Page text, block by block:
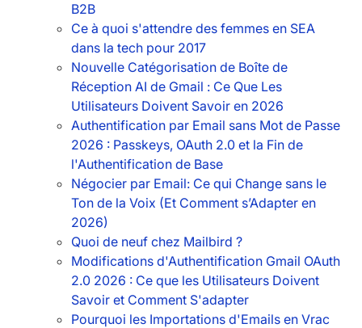
B2B
Ce à quoi s'attendre des femmes en SEA
dans la tech pour 2017
Nouvelle Catégorisation de Boîte de
Réception AI de Gmail : Ce Que Les
Utilisateurs Doivent Savoir en 2026
Authentification par Email sans Mot de Passe
2026 : Passkeys, OAuth 2.0 et la Fin de
l'Authentification de Base
Négocier par Email: Ce qui Change sans le
Ton de la Voix (Et Comment s’Adapter en
2026)
Quoi de neuf chez Mailbird ?
Modifications d'Authentification Gmail OAuth
2.0 2026 : Ce que les Utilisateurs Doivent
Savoir et Comment S'adapter
Pourquoi les Importations d'Emails en Vrac